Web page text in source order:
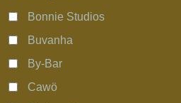
Bonnie Studios
Buvanha
By-Bar
Cawö